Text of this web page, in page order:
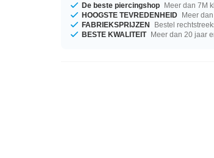
De beste piercingshop Meer dan 7M
HOOGSTE TEVREDENHEID Meer
FABRIEKSPRIJZEN
Bestel
BESTE KWALITEIT Meer dan 20 jaar